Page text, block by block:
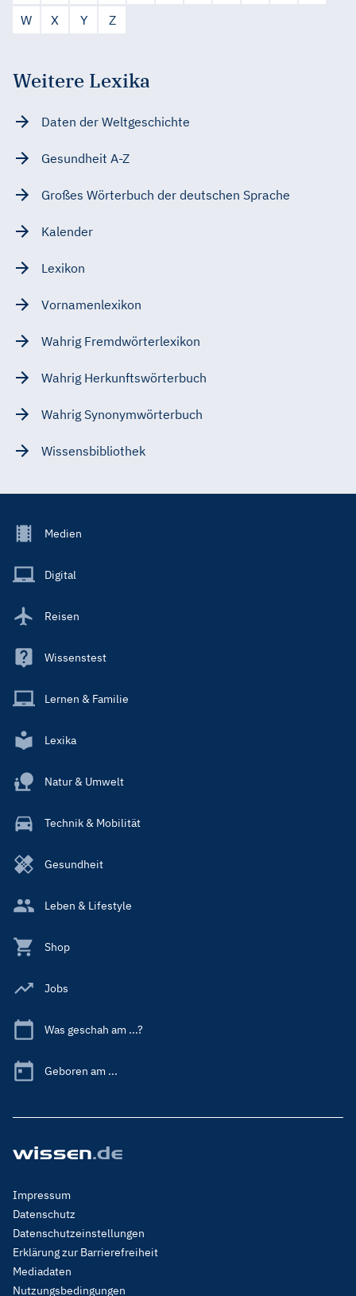
W
X Y Z
Weitere Lexika
Daten der Weltgeschichte
Gesundheit A-Z
Großes Wörterbuch der deutschen Sprache
Kalender
Lexikon
Vornamenlexikon
Wahrig Fremdwörterlexikon
Wahrig Herkunftswörterbuch
Wahrig Synonymwörterbuch
Wissensbibliothek
Footer
Main
Medien
Digital
Reisen
Wissenstest
Lernen & Familie
Lexika
Natur & Umwelt
Technik & Mobilität
Gesundheit
Leben & Lifestyle
Shop
Jobs
Was geschah am ...?
Geboren am ...
Footer
Menu
Legal
Impressum
Datenschutz
Datenschutzeinstellungen
Erklärung zur Barrierefreiheit
Mediadaten
Nutzungsbedingungen